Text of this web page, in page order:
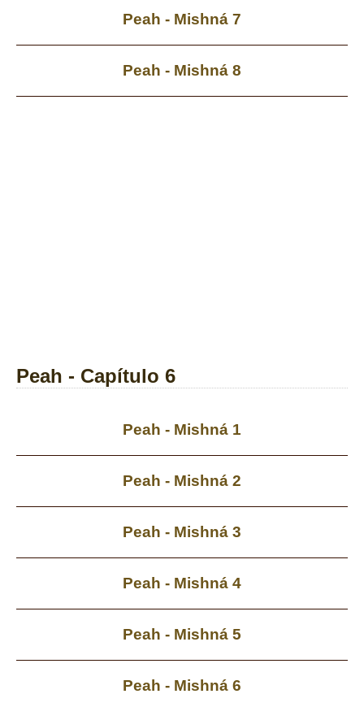
Peah - Mishná 7
Peah - Mishná 8
Peah - Capítulo 6
Peah - Mishná 1
Peah - Mishná 2
Peah - Mishná 3
Peah - Mishná 4
Peah - Mishná 5
Peah - Mishná 6